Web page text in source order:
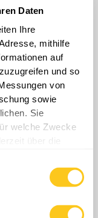
Daten
Ihre
mithilfe
auf
und so
von
sowie
Sie
welche Zwecke
über die
Lage
ein Teffer
Dies erhöht
Operationen
Lücken in
führen